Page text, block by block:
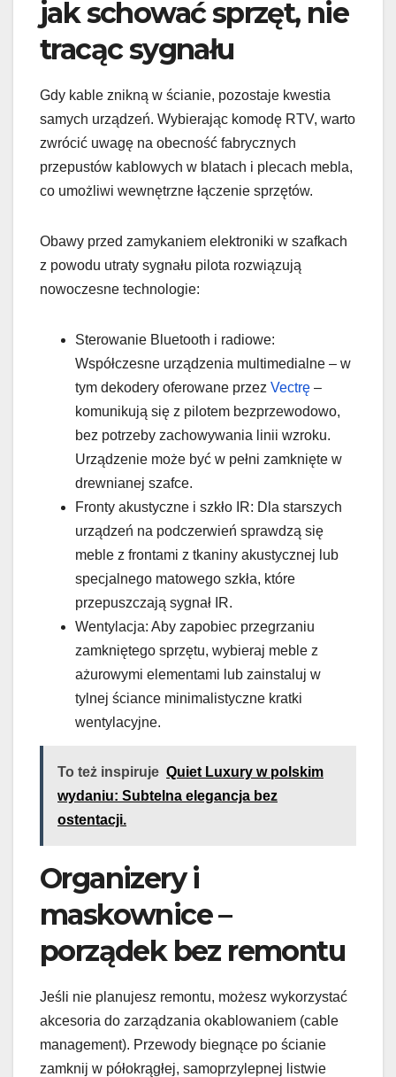
jak schować sprzęt, nie
tracąc sygnału
Gdy kable znikną w ścianie, pozostaje kwestia
samych urządzeń. Wybierając komodę RTV, warto
zwrócić uwagę na obecność fabrycznych
przepustów kablowych w blatach i plecach mebla,
co umożliwi wewnętrzne łączenie sprzętów.
Obawy przed zamykaniem elektroniki w szafkach
z powodu utraty sygnału pilota rozwiązują
nowoczesne technologie:
Sterowanie Bluetooth i radiowe:
Współczesne urządzenia multimedialne – w
tym dekodery oferowane przez Vectrę –
komunikują się z pilotem bezprzewodowo,
bez potrzeby zachowywania linii wzroku.
Urządzenie może być w pełni zamknięte w
drewnianej szafce.
Fronty akustyczne i szkło IR: Dla starszych
urządzeń na podczerwień sprawdzą się
meble z frontami z tkaniny akustycznej lub
specjalnego matowego szkła, które
przepuszczają sygnał IR.
Wentylacja: Aby zapobiec przegrzaniu
zamkniętego sprzętu, wybieraj meble z
ażurowymi elementami lub zainstaluj w
tylnej ściance minimalistyczne kratki
wentylacyjne.
To też inspiruje Quiet Luxury w polskim
wydaniu: Subtelna elegancja bez
ostentacji.
Organizery i
maskownice –
porządek bez remontu
Jeśli nie planujesz remontu, możesz wykorzystać
akcesoria do zarządzania okablowaniem (cable
management). Przewody biegnące po ścianie
zamknij w półokrągłej, samoprzylepnej listwie